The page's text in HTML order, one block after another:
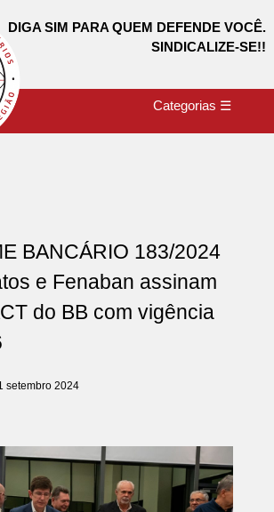
DIGA SIM PARA QUEM DEFENDE VOCÊ.
SINDICALIZE-SE!!
Categorias ☰
BANCÁRIO 183/2024
e Fenaban assinam
do BB com vigência
setembro 2024